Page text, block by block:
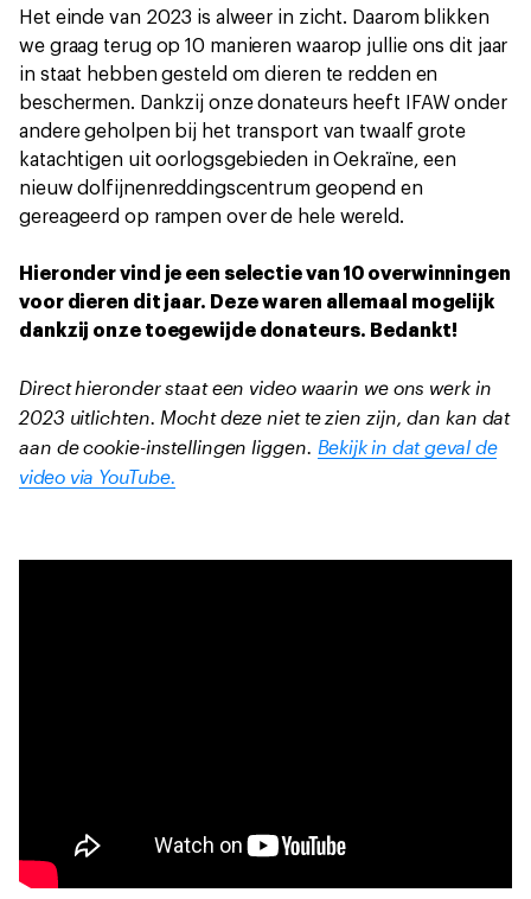
Het einde van 2023 is alweer in zicht. Daarom blikken
we graag terug op 10 manieren waarop jullie ons dit jaar
in staat hebben gesteld om dieren te redden en
beschermen. Dankzij onze donateurs heeft IFAW onder
andere geholpen bij het transport van twaalf grote
katachtigen uit oorlogsgebieden in Oekraïne, een
nieuw dolfijnenreddingscentrum geopend en
gereageerd op rampen over de hele wereld.
Hieronder vind je een selectie van 10 overwinningen
voor dieren dit jaar. Deze waren allemaal mogelijk
dankzij onze toegewijde donateurs. Bedankt!
Direct hieronder staat een video waarin we ons werk in
2023 uitlichten. Mocht deze niet te zien zijn, dan kan dat
aan de cookie-instellingen liggen. Bekijk in dat geval de
video via YouTube.